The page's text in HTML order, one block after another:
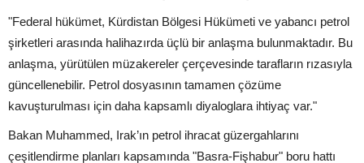
"Federal hükümet, Kürdistan Bölgesi Hükümeti ve yabancı petrol
şirketleri arasında halihazırda üçlü bir anlaşma bulunmaktadır. Bu
anlaşma, yürütülen müzakereler çerçevesinde tarafların rızasıyla
güncellenebilir. Petrol dosyasının tamamen çözüme
kavuşturulması için daha kapsamlı diyaloglara ihtiyaç var."
Bakan Muhammed, Irak’ın petrol ihracat güzergahlarını
çeşitlendirme planları kapsamında "Basra-Fişhabur" boru hattı